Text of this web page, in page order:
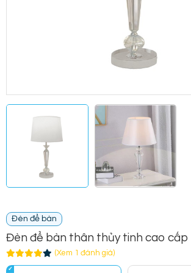
Đèn để bàn
Đèn để bàn thân thủy tinh cao cấp
(Xem 1 đánh giá)